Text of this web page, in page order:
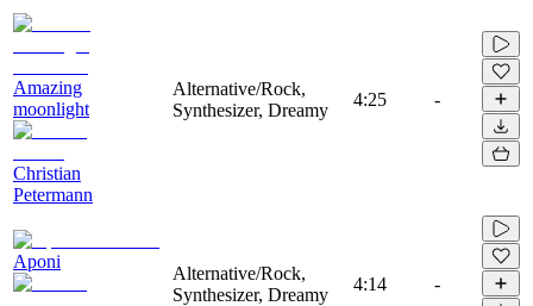
Amazing
moonlight
Christian
Petermann
Alternative/Rock,
Synthesizer, Dreamy
4:25 -
Aponi
Alternative/Rock,
Synthesizer, Dreamy
4:14 -